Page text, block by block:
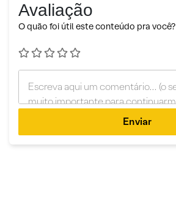
Avaliação
O quão foi útil este conteúdo pra você?
Enviar